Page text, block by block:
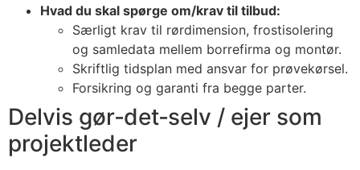
Hvad du skal spørge om/krav til tilbud:
Særligt krav til rørdimension, frostisolering
og samledata mellem borrefirma og montør.
Skriftlig tidsplan med ansvar for prøvekørsel.
Forsikring og garanti fra begge parter.
Delvis gør‑det‑selv / ejer som
projektleder